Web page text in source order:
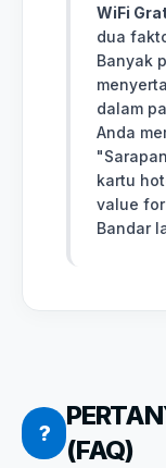
WiFi
dua
Banyak
dalam
Anda
kartu
value
Bandar
?
(FAQ)